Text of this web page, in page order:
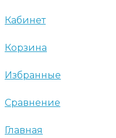
Кабинет
Корзина
Избранные
Сравнение
Главная